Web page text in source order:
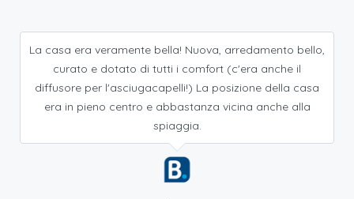
La casa era veramente bella! Nuova, arredamento bello,
curato e dotato di tutti i comfort (c'era anche il
diffusore per l'asciugacapelli!) La posizione della casa
era in pieno centro e abbastanza vicina anche alla
spiaggia.